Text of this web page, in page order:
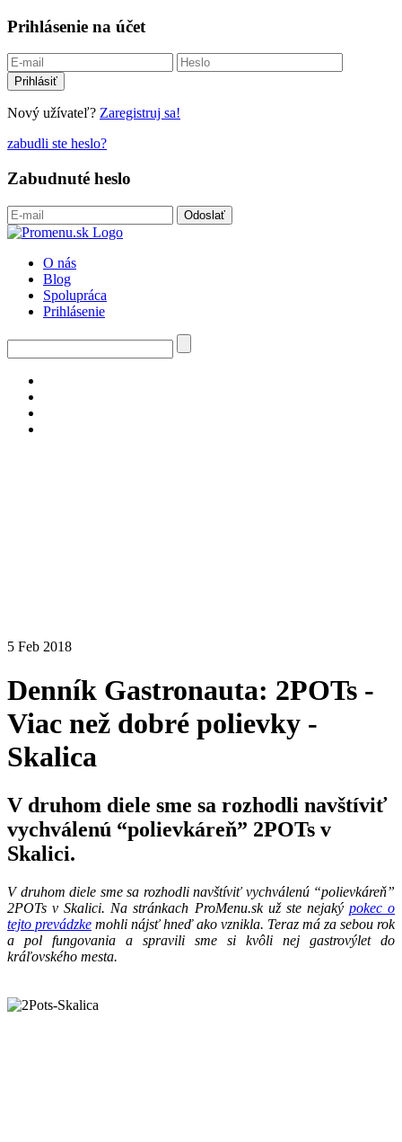
Prihlásenie na účet
Nový užívateľ? Zaregistruj sa!
zabudli ste heslo?
Zabudnuté heslo
O nás
Blog
Spolupráca
Prihlásenie
5 Feb 2018
Denník Gastronauta: 2POTs -
Viac než dobré polievky -
Skalica
V druhom diele sme sa rozhodli navštíviť
vychválenú “polievkáreň” 2POTs v
Skalici.
V druhom diele sme sa rozhodli navštíviť vychválenú “polievkáreň”
2POTs v Skalici. Na stránkach ProMenu.sk už ste nejaký pokec o
tejto prevádzke mohli nájsť hneď ako vznikla. Teraz má za sebou rok
a pol fungovania a spravili sme si kvôli nej gastrovýlet do
kráľovského mesta.